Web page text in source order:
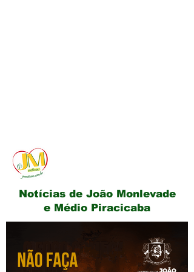
Notícias de João Monlevade
e Médio Piracicaba